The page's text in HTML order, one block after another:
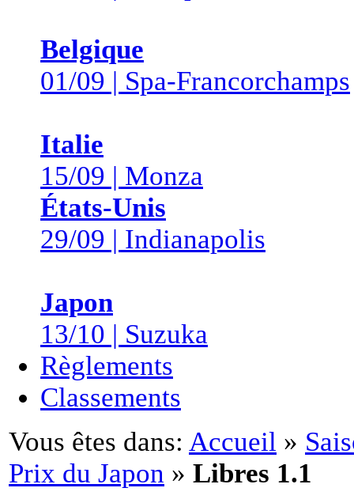
Belgique
01/09 | Spa-Francorchamps
Italie
15/09 | Monza
États-Unis
29/09 | Indianapolis
Japon
13/10 | Suzuka
Règlements
Classements
Vous êtes dans: Accueil »
Prix du Japon » Libres 1.1